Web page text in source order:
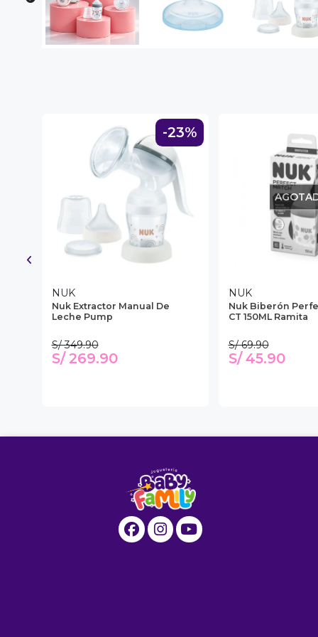
-23%
NUK
Nuk Extractor Manual De
Leche Pump
S/ 349.90
S/ 269.90
NUK
Nuk Biberón
CT 150ML Ramita
S/ 69.90
S/ 45.90